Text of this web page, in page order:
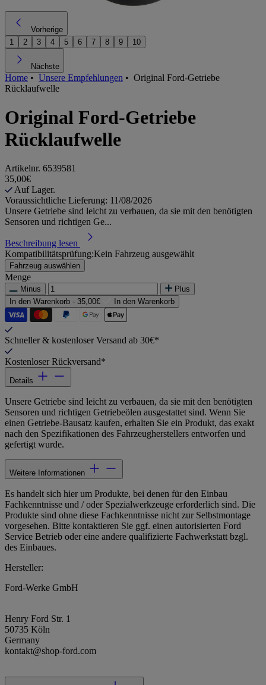
Vorherige
1
2 3 4 5 6 7 8 9 10
Nächste
Home • Unsere Empfehlungen • Original Ford-Getriebe
Rücklaufwelle
Original Ford-Getriebe
Rücklaufwelle
Artikelnr. 6539581
35,00€
Auf Lager.
Voraussichtliche Lieferung: 11/08/2026
Unsere Getriebe sind leicht zu verbauen, da sie mit den benötigten
Sensoren und richtigen Ge...
Beschreibung lesen
Kompatibilitätsprüfung:Kein Fahrzeug ausgewählt
Fahrzeug auswählen
Menge
Minus
Plus
In den Warenkorb - 35,00€ In den Warenkorb
Schneller & kostenloser Versand ab 30€*
Kostenloser Rückversand*
Details
Unsere Getriebe sind leicht zu verbauen, da sie mit den benötigten
Sensoren und richtigen Getriebeölen ausgestattet sind. Wenn Sie
einen Getriebe-Bausatz kaufen, erhalten Sie ein Produkt, das exakt
nach den Spezifikationen des Fahrzeugherstellers entworfen und
gefertigt wurde.
Weitere Informationen
Es handelt sich hier um Produkte, bei denen für den Einbau
Fachkenntnisse und / oder Spezialwerkzeuge erforderlich sind. Die
Produkte sind ohne diese Fachkenntnisse nicht zur Selbstmontage
vorgesehen. Bitte kontaktieren Sie ggf. einen autorisierten Ford
Service Betrieb oder eine andere qualifizierte Fachwerkstatt bzgl.
des Einbaues.
Hersteller:
Ford-Werke GmbH
Henry Ford Str. 1
50735 Köln
Germany
kontakt@shop-ford.com